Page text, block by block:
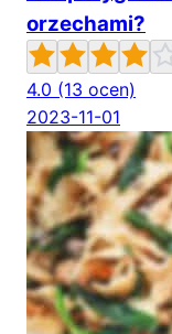
orzechami?
4.0 (13 ocen)
2023-11-01